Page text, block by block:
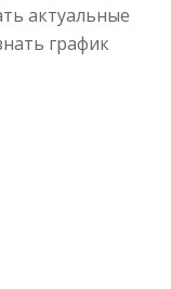
актуальные
график